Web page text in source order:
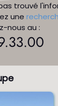
trouvé
une
nous au :